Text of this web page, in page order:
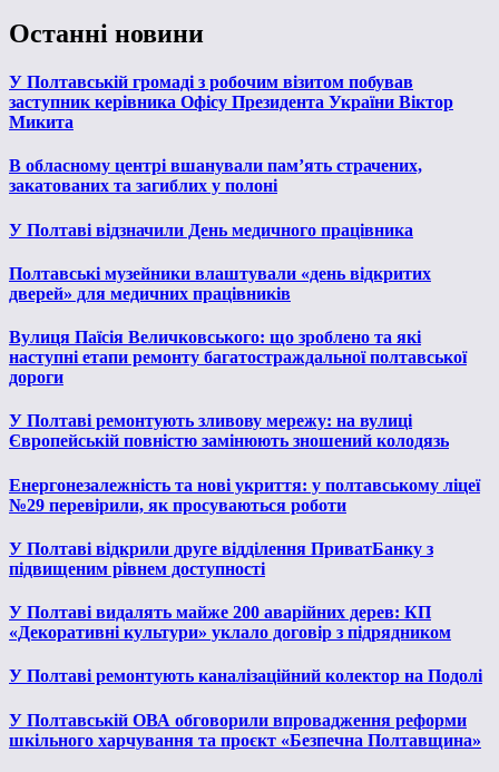
Останні новини
У Полтавській громаді з робочим візитом побував
заступник керівника Офісу Президента України Віктор
Микита
В обласному центрі вшанували пам’ять страчених,
закатованих та загиблих у полоні
У Полтаві відзначили День медичного працівника
Полтавські музейники влаштували «день відкритих
дверей» для медичних працівників
Вулиця Паїсія Величковського: що зроблено та які
наступні етапи ремонту багатостраждальної полтавської
дороги
У Полтаві ремонтують зливову мережу: на вулиці
Європейській повністю замінюють зношений колодязь
Енергонезалежність та нові укриття: у полтавському ліцеї
№29 перевірили, як просуваються роботи
У Полтаві відкрили друге відділення ПриватБанку з
підвищеним рівнем доступності
У Полтаві видалять майже 200 аварійних дерев: КП
«Декоративні культури» уклало договір з підрядником
У Полтаві ремонтують каналізаційний колектор на Подолі
У Полтавській ОВА обговорили впровадження реформи
шкільного харчування та проєкт «Безпечна Полтавщина»